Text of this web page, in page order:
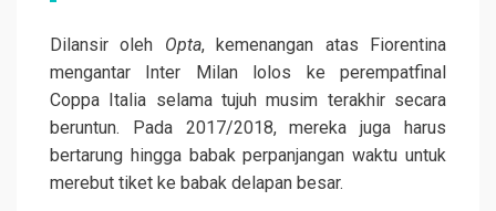
Dilansir oleh Opta, kemenangan atas Fiorentina
mengantar Inter Milan lolos ke perempatfinal
Coppa Italia selama tujuh musim terakhir secara
beruntun. Pada 2017/2018, mereka juga harus
bertarung hingga babak perpanjangan waktu untuk
merebut tiket ke babak delapan besar.